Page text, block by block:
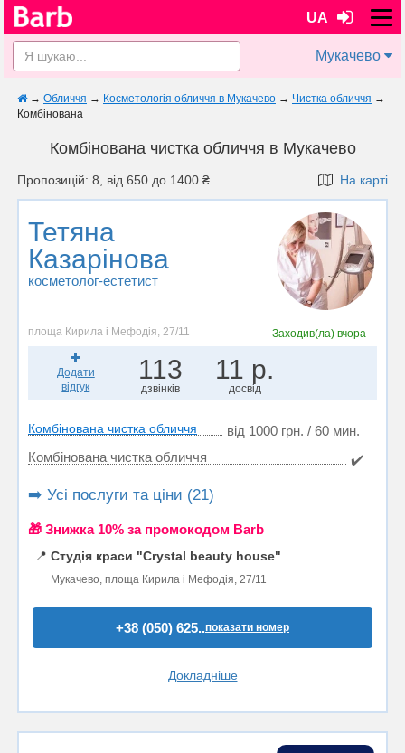
UA
Мукачево
→ Обличчя → Косметологія обличчя в Мукачево → Чистка обличчя →
Комбінована
Комбінована чистка обличчя в Мукачево
Пропозицій: 8, від 650 до 1400 ₴ На карті
Тетяна
Казарінова
косметолог-естетист
площа Кирила і Мефодія, 27/11 Заходив(ла) вчора
Додати
відгук
113
дзвінків
11 р.
досвід
Комбінована чистка обличчя
від 1000 грн. / 60 мин.
Комбінована чистка обличчя
✔️
➡️ Усі послуги та ціни (21)
🎁 Знижка 10% за промокодом Barb
📍 Студія краси "Crystal beauty house"
Мукачево, площа Кирила і Мефодія, 27/11
+38 (050) 625..показати номер
Докладніше